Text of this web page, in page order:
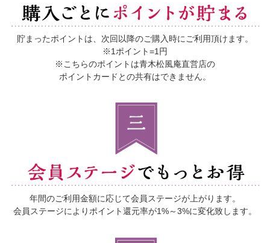
貯まったポイントは、 次回以降のご購入時にご利用頂けます。
※1ポイント=1円
※こちらのポイントは青木松風庵直営店の
ポイントカードとの共有はできません。
年間のご利用金額に応じて会員ステージが上がります。
会員ステージによりポイント還元率が1%～3%に変化致します。